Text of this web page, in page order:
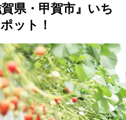
県・甲賀市』いち
ット！